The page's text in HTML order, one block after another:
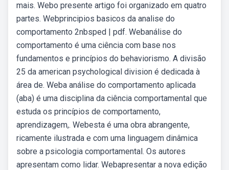
mais. Webo presente artigo foi organizado em quatro
partes. Webprincipios basicos da analise do
comportamento 2nbsped | pdf. Webanálise do
comportamento é uma ciência com base nos
fundamentos e princípios do behaviorismo. A divisão
25 da american psychological division é dedicada à
área de. Weba análise do comportamento aplicada
(aba) é uma disciplina da ciência comportamental que
estuda os princípios de comportamento,
aprendizagem,. Webesta é uma obra abrangente,
ricamente ilustrada e com uma linguagem dinâmica
sobre a psicologia comportamental. Os autores
apresentam como lidar. Webapresentar a nova edição